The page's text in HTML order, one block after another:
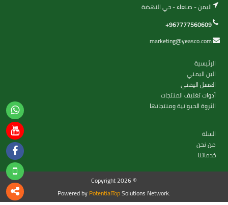
اليمن - صنعاء - حي النهضة
+967777560609
marketing@yeasco.com
الرئيسية
البن اليمني
العسل اليمني
أدوات تغليف المنتجات
الثروة الحيوانية ومنتجاتها
السلة
من نحن
خدماتنا
Copyright 2026 ©
Powered byPotentialTopSolutions Network.